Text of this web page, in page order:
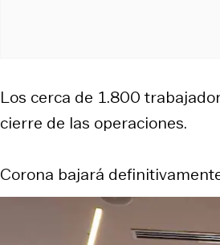
Los cerca de 1.800
cierre de las operaciones.
Corona bajará